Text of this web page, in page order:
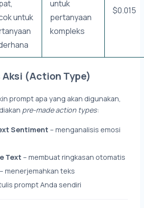
untuk
untuk
pertanyaan
kompleks
$0.015
(Action Type)
prompt apa yang akan digunakan,
pre-made action types:
Sentiment – menganalisis emosi
Text – membuat ringkasan otomatis
– menerjemahkan teks
prompt Anda sendiri